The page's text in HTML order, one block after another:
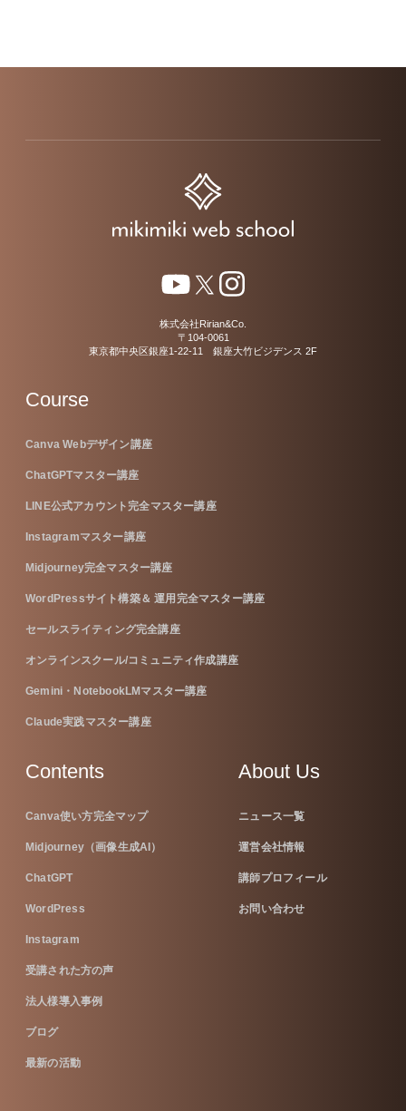
株式会社Ririan&Co.
〒104-0061
東京都中央区銀座1-22-11 銀座大竹ビジデンス 2F
Course
Canva Webデザイン講座
ChatGPTマスター講座
LINE公式アカウント完全マスター講座
Instagramマスター講座
Midjourney完全マスター講座
WordPressサイト構築＆ 運用完全マスター講座
セールスライティング完全講座
オンラインスクール/コミュニティ作成講座
Gemini・NotebookLMマスター講座
Claude実践マスター講座
Contents
Canva使い方完全マップ
Midjourney（画像生成AI）
ChatGPT
WordPress
Instagram
受講された方の声
法人様導入事例
ブログ
最新の活動
About Us
ニュース一覧
運営会社情報
講師プロフィール
お問い合わせ